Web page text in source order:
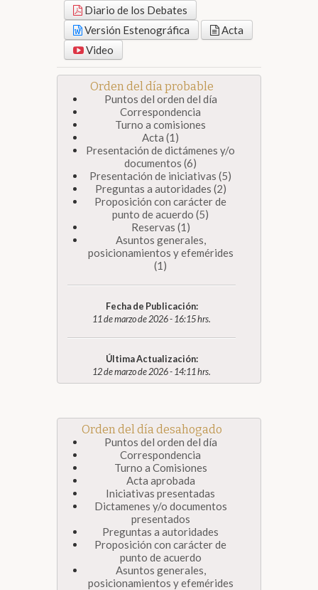
Diario de los Debates
Versión Estenográfica
Acta
Video
Orden del día probable
Puntos del orden del día
Correspondencia
Turno a comisiones
Acta (1)
Presentación de dictámenes y/o
documentos (6)
Presentación de iniciativas (5)
Preguntas a autoridades (2)
Proposición con carácter de
punto de acuerdo (5)
Reservas (1)
Asuntos generales,
posicionamientos y efemérides
(1)
Fecha de Publicación:
11 de marzo de 2026 - 16:15 hrs.
Última Actualización:
12 de marzo de 2026 - 14:11 hrs.
Orden del día desahogado
Puntos del orden del día
Correspondencia
Turno a Comisiones
Acta aprobada
Iniciativas presentadas
Dictamenes y/o documentos
presentados
Preguntas a autoridades
Proposición con carácter de
punto de acuerdo
Asuntos generales,
posicionamientos y efemérides